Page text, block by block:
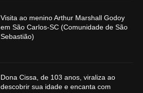
Visita ao menino Arthur Marshall Godoy
em São Carlos-SC (Comunidade de São
Sebastião)
Dona Cissa, de 103 anos, viraliza ao
descobrir sua idade e encanta com